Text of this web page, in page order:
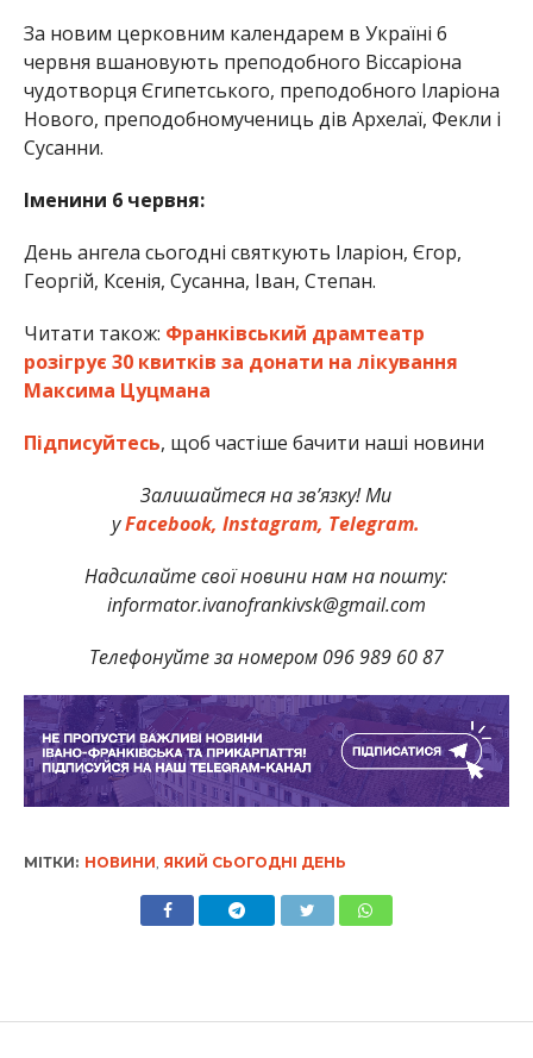
За новим церковним календарем в Україні 6
червня вшановують преподобного Віссаріона
чудотворця Єгипетського, преподобного Іларіона
Нового, преподобномучениць дів Архелаї, Фекли і
Сусанни.
Іменини 6 червня:
День ангела сьогодні святкують Іларіон, Єгор,
Георгій, Ксенія, Сусанна, Іван, Степан.
Читати також: Франківський драмтеатр
розігрує 30 квитків за донати на лікування
Максима Цуцмана
Підписуйтесь, щоб частіше бачити наші новини
Залишайтеся на зв’язку! Ми
уFacebook, Instagram, Telegram.
Надсилайте свої новини нам на пошту:
informator.ivanofrankivsk@gmail.com
Телефонуйте за номером 096 989 60 87
МІТКИ: НОВИНИ ЯКИЙ СЬОГОДНІ ДЕНЬ